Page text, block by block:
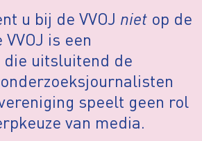
u bij de VVOJ niet op de
is een
uitsluitend de
speelt geen rol
van media.